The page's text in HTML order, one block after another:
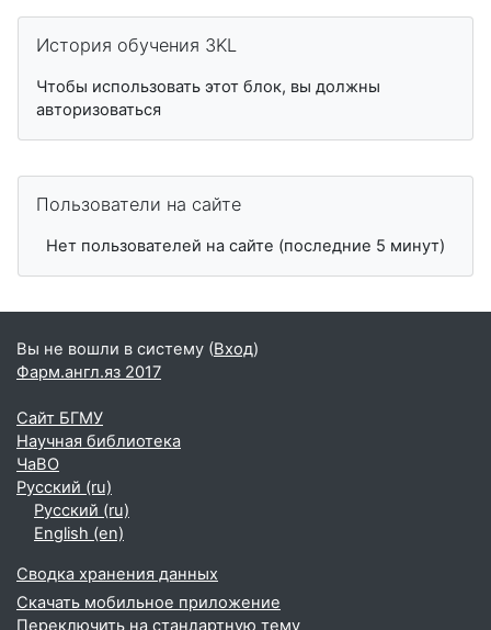
История обучения 3KL
Чтобы использовать этот блок, вы должны
авторизоваться
Пользователи на сайте
Нет пользователей на сайте (последние 5 минут)
Вы не вошли в систему (Вход)
Фарм.англ.яз 2017
Сайт БГМУ
Научная библиотека
ЧаВО
Русский ‎(ru)‎
Русский ‎(ru)‎
English ‎(en)‎
Сводка хранения данных
Скачать мобильное приложение
Переключить на стандартную тему